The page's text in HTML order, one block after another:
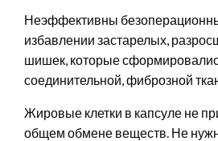
Неэффективны
избавлении застарелых,
шишек, которые
соединительной, фиброзной
Жировые клетки в капсуле не
общем обмене веществ. Не